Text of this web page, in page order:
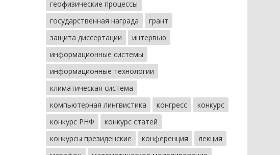
геофизические процессы
государственная награда
грант
защита диссертации
интервью
информационные системы
информационные технологии
климатическая система
компьютерная лингвистика
конгресс
конкурс
конкурс РНФ
конкурс статей
конкурсы президенские
конференция
лекция